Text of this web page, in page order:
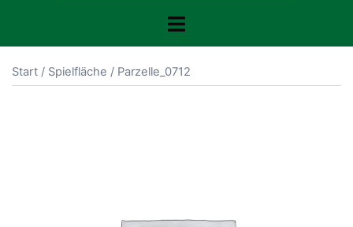
Menü
Start / Spielfläche / Parzelle_0712